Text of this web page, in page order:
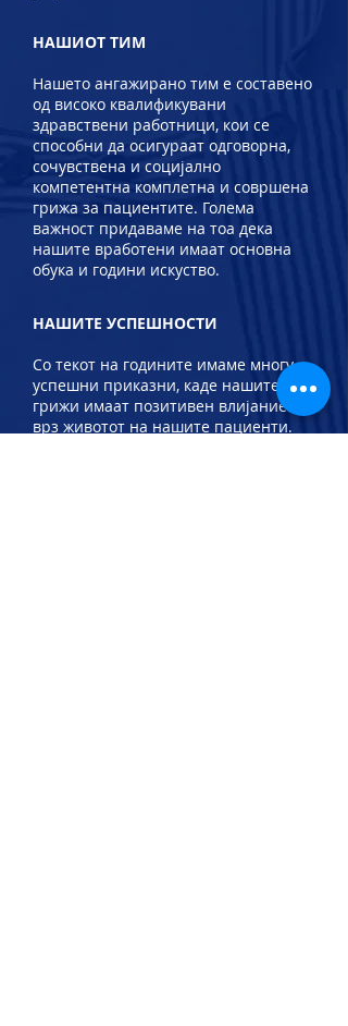
НАШИОТ ТИМ
Нашето ангажирано тим е составено
од високо квалификувани
здравствени работници, кои се
способни да осигураат одговорна,
сочувствена и социјално
компетентна комплетна и совршена
грижа за пациентите. Голема
важност придаваме на тоа дека
нашите вработени имаат основна
обука и години искуство.
НАШИТЕ УСПЕШНОСТИ
Со текот на годините имаме многу
успешни приказни, каде нашите
грижи имаат позитивен влијание
врз животот на нашите пациенти.